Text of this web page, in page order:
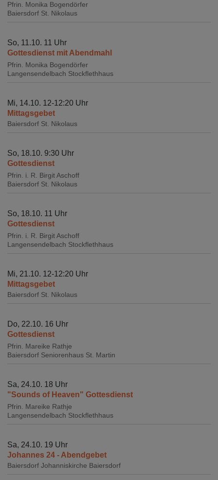
Pfrin. Monika Bogendörfer
Baiersdorf St. Nikolaus
So, 11.10. 11 Uhr
Gottesdienst mit Abendmahl
Pfrin. Monika Bogendörfer
Langensendelbach Stockflethhaus
Mi, 14.10. 12-12:20 Uhr
Mittagsgebet
Baiersdorf St. Nikolaus
So, 18.10. 9:30 Uhr
Gottesdienst
Pfrin. i. R. Birgit Aschoff
Baiersdorf St. Nikolaus
So, 18.10. 11 Uhr
Gottesdienst
Pfrin. i. R. Birgit Aschoff
Langensendelbach Stockflethhaus
Mi, 21.10. 12-12:20 Uhr
Mittagsgebet
Baiersdorf St. Nikolaus
Do, 22.10. 16 Uhr
Gottesdienst
Pfrin. Mareike Rathje
Baiersdorf Seniorenhaus St. Martin
Sa, 24.10. 18 Uhr
"Sounds of Heaven" Gottesdienst
Pfrin. Mareike Rathje
Langensendelbach Stockflethhaus
Sa, 24.10. 19 Uhr
Johannes 24 - Abendgebet
Baiersdorf Johanniskirche Baiersdorf